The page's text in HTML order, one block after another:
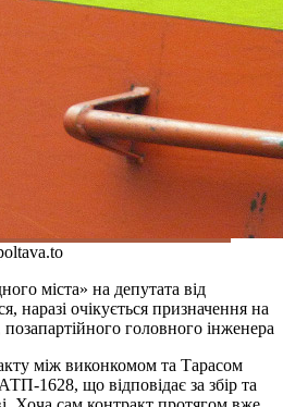
міста» на депутата від
наразі очікується призначення на
головного інженера
між виконкомом та Тарасом
1628, що відповідає за збір та